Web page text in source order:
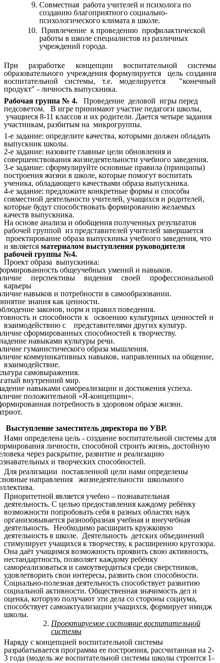
Совместная работа учителей и психолога по
созданию благоприятного социально-
психологического климата в школе.
Привлечение к проведению профилактической
работы в школе специалистов из различных
учреждений города.
При разработке концепции воспитательной системы
образовательного учреждения формулируется цель создания
воспитательной системы, т.е. моделируется "конечный
продукт" - личность выпускника.
Рабочая группа № 4. Проведение деловой игры перед
педсоветом. В игре принимают участие педагоги школы,
учащиеся 8-11 классов и их родители. Дается четыре задания
участникам, разбитым на микрогруппы.
1-е задание: определите качества, которыми должен обладать
выпускник школы.
2-е задание: назовите главные цели обновления и
совершенствования жизнедеятельности учебного заведения.
3-е задание: сформулируйте основные правила (принципы)
построения жизни в школе, которые помогут воспитать
ученика, обладающего качествами образа выпускника.
4-е задание: предложите конкретные формы и способы
совместной деятельности учителей, учащихся и родителей,
которые будут способствовать формированию желаемых
качеств выпускника.
На основе анализа и обобщения полученных результатов
рабочей группой из представителей учителей завершается
проектирование образа выпускника учебного заведения, что
и является материалом выступления руководителя
рабочей группы №4.
Проект образа выпускника:
общеучебных умений и навыков.
перспективы видения своей профессиональной
карьеры
навыков и потребности в самообразовании.
знания как ценности.
законов, норм и правил поведения.
и способности к освоению культурных ценностей и
взаимодействию с представителями других культур.
сформированных способностей к творчеству.
навыками культуры речи.
гуманистического образа мышления.
коммуникативных навыков, направленных на общение,
взаимодействие.
самовыражения.
внутренний мир.
навыками самореализации и достижения успеха.
положительной «Я-концепции».
потребность в здоровом образе жизни.
Выступление заместитель директора по УВР.
Нами определена цель - создание воспитательной системы для
личности, способной строить жизнь, достойную
через раскрытие, развитие и реализацию
и творческих способностей.
Для реализации поставленной цели нами определены
направления жизнедеятельности школьного
Приоритетной является учебно – познавательная
деятельность. С целью предоставления каждому ребёнку
возможности попробовать себя в разных областях наук
организовывается разнообразная учебная и внеучебная
деятельность. Необходимо расширить кружковую
деятельность в школе. Деятельность детских объединений
стимулирует учащихся к творчеству, к расширению кругозора.
Она даёт учащимся возможность проявить свою активность,
нестандартность, позволяет каждому ребёнку
самореализоваться и самоутвердиться среди сверстников,
удовлетворить свои интересы, развить свои способности.
Социально-полезная деятельность способствует развитию
социальной активности. Общественная значимость дел и
оценка, которую получают эти дела со стороны социума,
способствует самоактуализации учащихся, формирует имидж
школы.
Проектируемое состояние воспитательной
системы
Наряду с концепцией воспитательной системы
разрабатывается программа ее построения, рассчитанная на 2-
3 года (модель же воспитательной системы школы строится 1-